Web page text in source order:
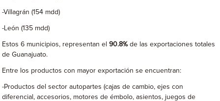
-Villagrán (154 mdd)
-León (135 mdd)
Estos 6 municipios, representan el90.8%de las exportaciones totales
de Guanajuato.
Entre los productos con mayor exportación se encuentran:
-Productos del sector autopartes (cajas de cambio, ejes con
diferencial, accesorios, motores de émbolo, asientos, juegos de